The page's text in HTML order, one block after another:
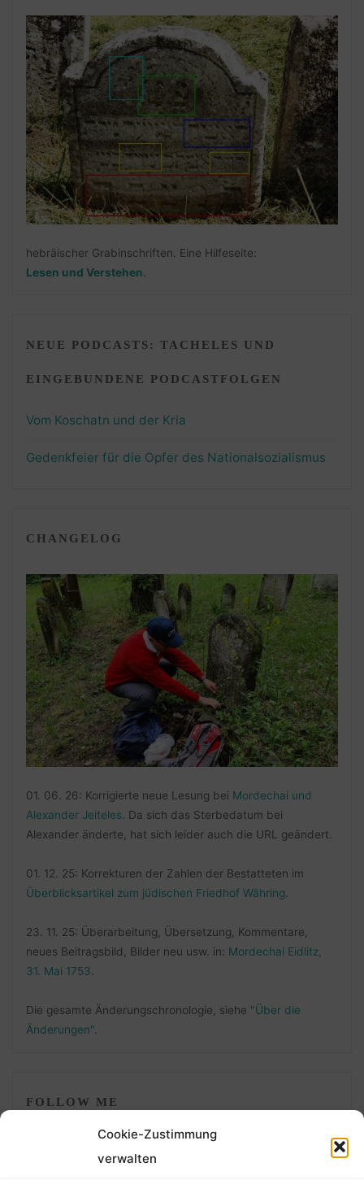
Cookie-Zustimmung
verwalten
hebräischer Grabinschriften. Eine Hilfeseite:
Lesen und Verstehen
NEUE PODCASTS: TACHELES UND
EINGEBUNDENE PODCASTFOLGEN
Vom Koschatn und der Kria
Gedenkfeier für die Opfer des Nationalsozialismus
CHANGELOG
01. 06. 26: Korrigierte neue Lesung bei Mordechai und
Alexander Jeiteles. Da sich das Sterbedatum bei
Alexander änderte, hat sich leider auch die URL geändert.
01. 12. 25: Korrekturen der Zahlen der Bestatteten im
Überblicksartikel zum jüdischen Friedhof Währing.
23. 11. 25: Überarbeitung, Übersetzung, Kommentare,
neues Beitragsbild, Bilder neu usw. in: Mordechai Eidlitz,
31. Mai 1753.
Die gesamte Änderungschronologie, siehe "Über die
Änderungen".
FOLLOW ME